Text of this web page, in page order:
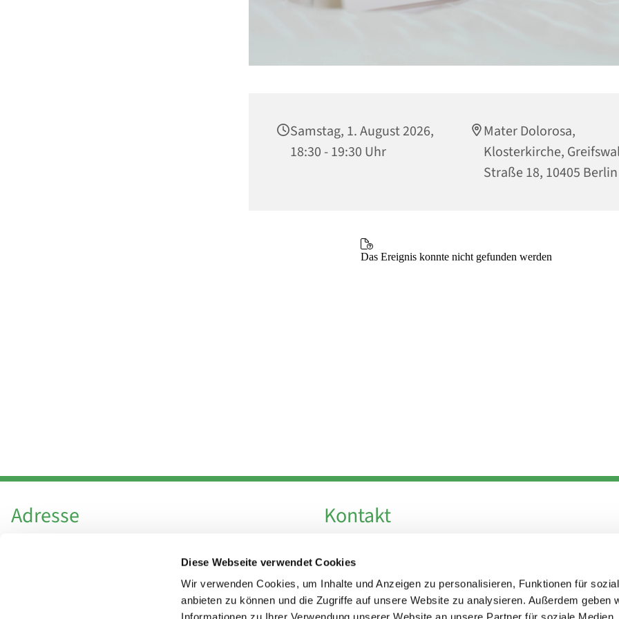
Diese Webseite verwendet Cookies
Wir verwenden Cookies, um Inhalte und Anzeigen zu personalisieren, Funktionen für
anbieten zu können und die Zugriffe auf unsere Website zu analysieren. Außerdem geben
Samstag, 1. August 2026,
18:30 - 19:30 Uhr
Mater Dolorosa,
Klosterkirche,
Straße 18, 10405 Berlin
Adresse
Hl. Theresa von Avila Berlin Nordost
Leitender Pfarrer - Norbert Pomplun
Kontakt
Fax +49 30 924 54 18
E-Mailinfo@theresa-von-avila-berlin.de